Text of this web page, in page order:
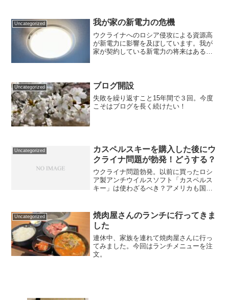
Uncategorized 我が家の新電力の危機
ウクライナへのロシア侵攻による資源高
が新電力に影響を及ぼしています。我が
家が契約している新電力の将来はあるん
Uncategorized ブログ開設
失敗を繰り返すこと15年間で３回。今度
こそはブログを長く続けたい！
Uncategorized
カスペルスキーを購入した後にウ
クライナ問題が勃発！どうする？
ウクライナ問題勃発。以前に買ったロシ
ア製アンチウイルスソフト「カスペルス
キー」は使わざるべき？アメリカも国家
Uncategorized
焼肉屋さんのランチに行ってきま
した
連休中、家族を連れて焼肉屋さんに行っ
てみました。今回はランチメニューを注
文。